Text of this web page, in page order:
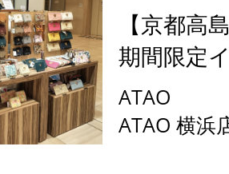
【京都高
期間限定
ATAO
ATAO 横浜